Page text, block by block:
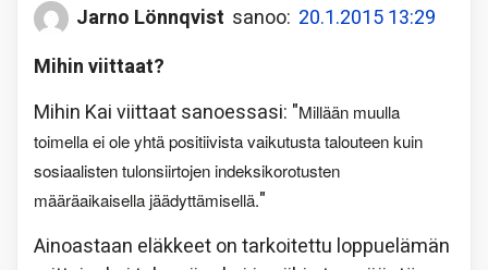
Jarno Lönnqvist sanoo: 20.1.2015 13:29
Mihin viittaat?
Mihin Kai viittaat sanoessasi: "Millään muulla
toimella ei ole yhtä positiivista vaikutusta talouteen kuin
sosiaalisten tulonsiirtojen indeksikorotusten
määräaikaisella jäädyttämisellä."
Ainoastaan eläkkeet on tarkoitettu loppuelämän